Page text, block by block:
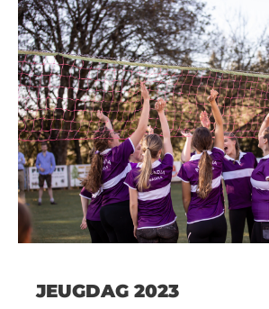
JEUGDAG 2023